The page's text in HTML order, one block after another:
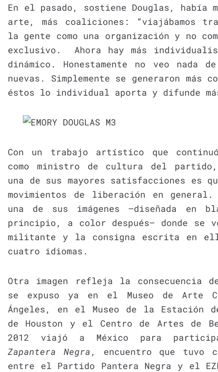
En el pasado, sostiene Douglas, había
arte, más coaliciones: “viajábamos
la gente como una organización y no
exclusivo. Ahora hay más
dinámico. Honestamente no veo nada
nuevas. Simplemente se generaron más
éstos lo individual aporta y difunde
Con un trabajo artístico que
como ministro de cultura del partido,
una de sus mayores satisfacciones es
movimientos de liberación en general.
una de sus imágenes —diseñada en
principio, a color después— donde se
militante y la consigna escrita en
cuatro idiomas.
Otra imagen refleja la consecuencia
se expuso ya en el Museo de Arte
Ángeles, en el Museo de la Estación
de Houston y el Centro de Artes de
2012 viajó a México para
Zapantera Negra , encuentro que tuvo
entre el Partido Pantera Negra y el